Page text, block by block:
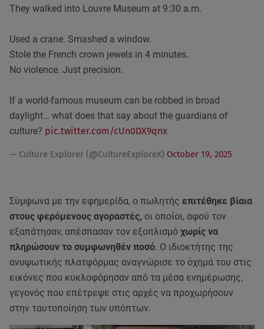
They walked into Louvre Museum at 9:30 a.m.
Used a crane. Smashed a window.
Stole the French crown jewels in 4 minutes.
No violence. Just precision.
If a world-famous museum can be robbed in broad
daylight… what does that say about the guardians of
culture? pic.twitter.com/cUn0DX9qnx
— Culture Explorer (@CultureExploreX) October 19, 2025
Σύμφωνα με την εφημερίδα, ο πωλητής επιτέθηκε βίαια
στους φερόμενους αγοραστές, οι οποίοι, αφού τον
εξαπάτησαν, απέσπασαν τον εξοπλισμό χωρίς να
πληρώσουν το συμφωνηθέν ποσό. Ο ιδιοκτήτης της
ανυψωτικής πλατφόρμας αναγνώρισε το όχημά του στις
εικόνες που κυκλοφόρησαν από τα μέσα ενημέρωσης,
γεγονός που επέτρεψε στις αρχές να προχωρήσουν
στην ταυτοποίηση των υπόπτων.